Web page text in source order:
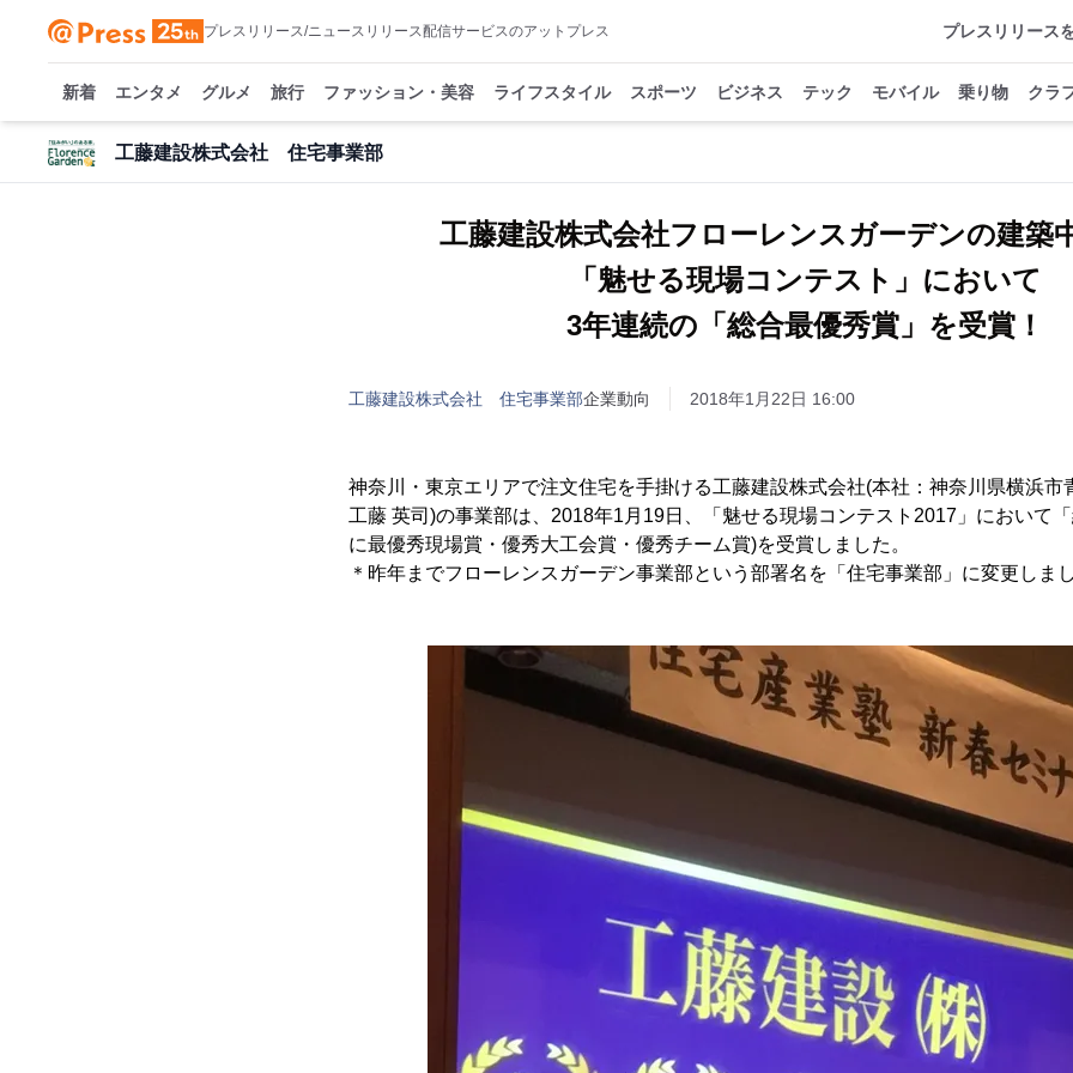
プレスリリース/ニュースリリース配信サービスのアットプレス プレスリリース
新着 エンタメ グルメ 旅行 ファッション・美容 ライフスタイル スポーツ ビジネス テック モバイル 乗り物 クラ
工藤建設株式会社 住宅事業部
工藤建設株式会社フローレンスガーデンの建築
「魅せる現場コンテスト」において
3年連続の「総合最優秀賞」を受賞！
工藤建設株式会社 住宅事業部企業動向 2018年1月22日 16:00
神奈川・東京エリアで注文住宅を手掛ける工藤建設株式会社(本社：神奈川県横浜市
工藤 英司)の事業部は、2018年1月19日、「魅せる現場コンテスト2017」において
に最優秀現場賞・優秀大工会賞・優秀チーム賞)を受賞しました。
＊昨年までフローレンスガーデン事業部という部署名を「住宅事業部」に変更しま